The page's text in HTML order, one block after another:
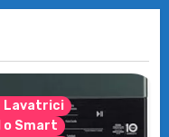
Lavatrici
o Smart